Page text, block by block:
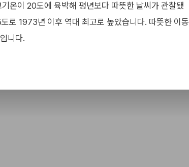
온이 20도에 육박해 평년보다 따뜻한 날씨가 관찰됐
로 1973년 이후 역대 최고로 높았습니다. 따뜻한 이동
니다.